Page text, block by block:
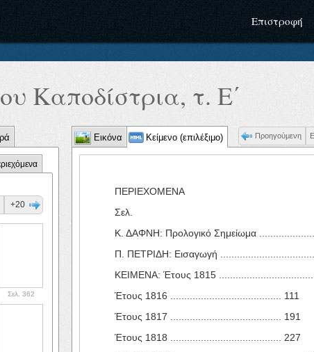
Επιστροφή
Καποδίστρια, τ. Ε΄
+20
Σελ. 362
Προηγούμενη
Εικόνα Κείμενο (επιλέξιμο)
ΠΕΡΙΕΧΟΜΕΝΑ
Σελ.
Κ. ΔΑΦΝΗ: Προλογικό Σημείωμα
Π. ΠΕΤΡΙΔΗ: Εισαγωγή
ΚΕΙΜΕΝΑ: Έτους 1815
Έτους 1816 ........................................ 111
Έτους 1817 ........................................ 191
Έτους 1818 ........................................ 227